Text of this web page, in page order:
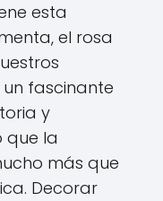
esta
el rosa
fascinante
y
que la
más que
Decorar